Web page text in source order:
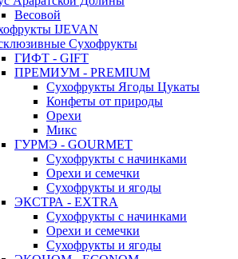
Весовой
IJEVAN
Сухофрукты
ГИФТ - GIFT
ПРЕМИУМ - PREMIUM
Сухофрукты Ягоды Цукаты
Конфеты от природы
Орехи
Микс
ГУРМЭ - GOURMET
Сухофрукты с начинками
Орехи и семечки
Сухофрукты и ягоды
ЭКСТРА - EXTRA
Сухофрукты с начинками
Орехи и семечки
Сухофрукты и ягоды